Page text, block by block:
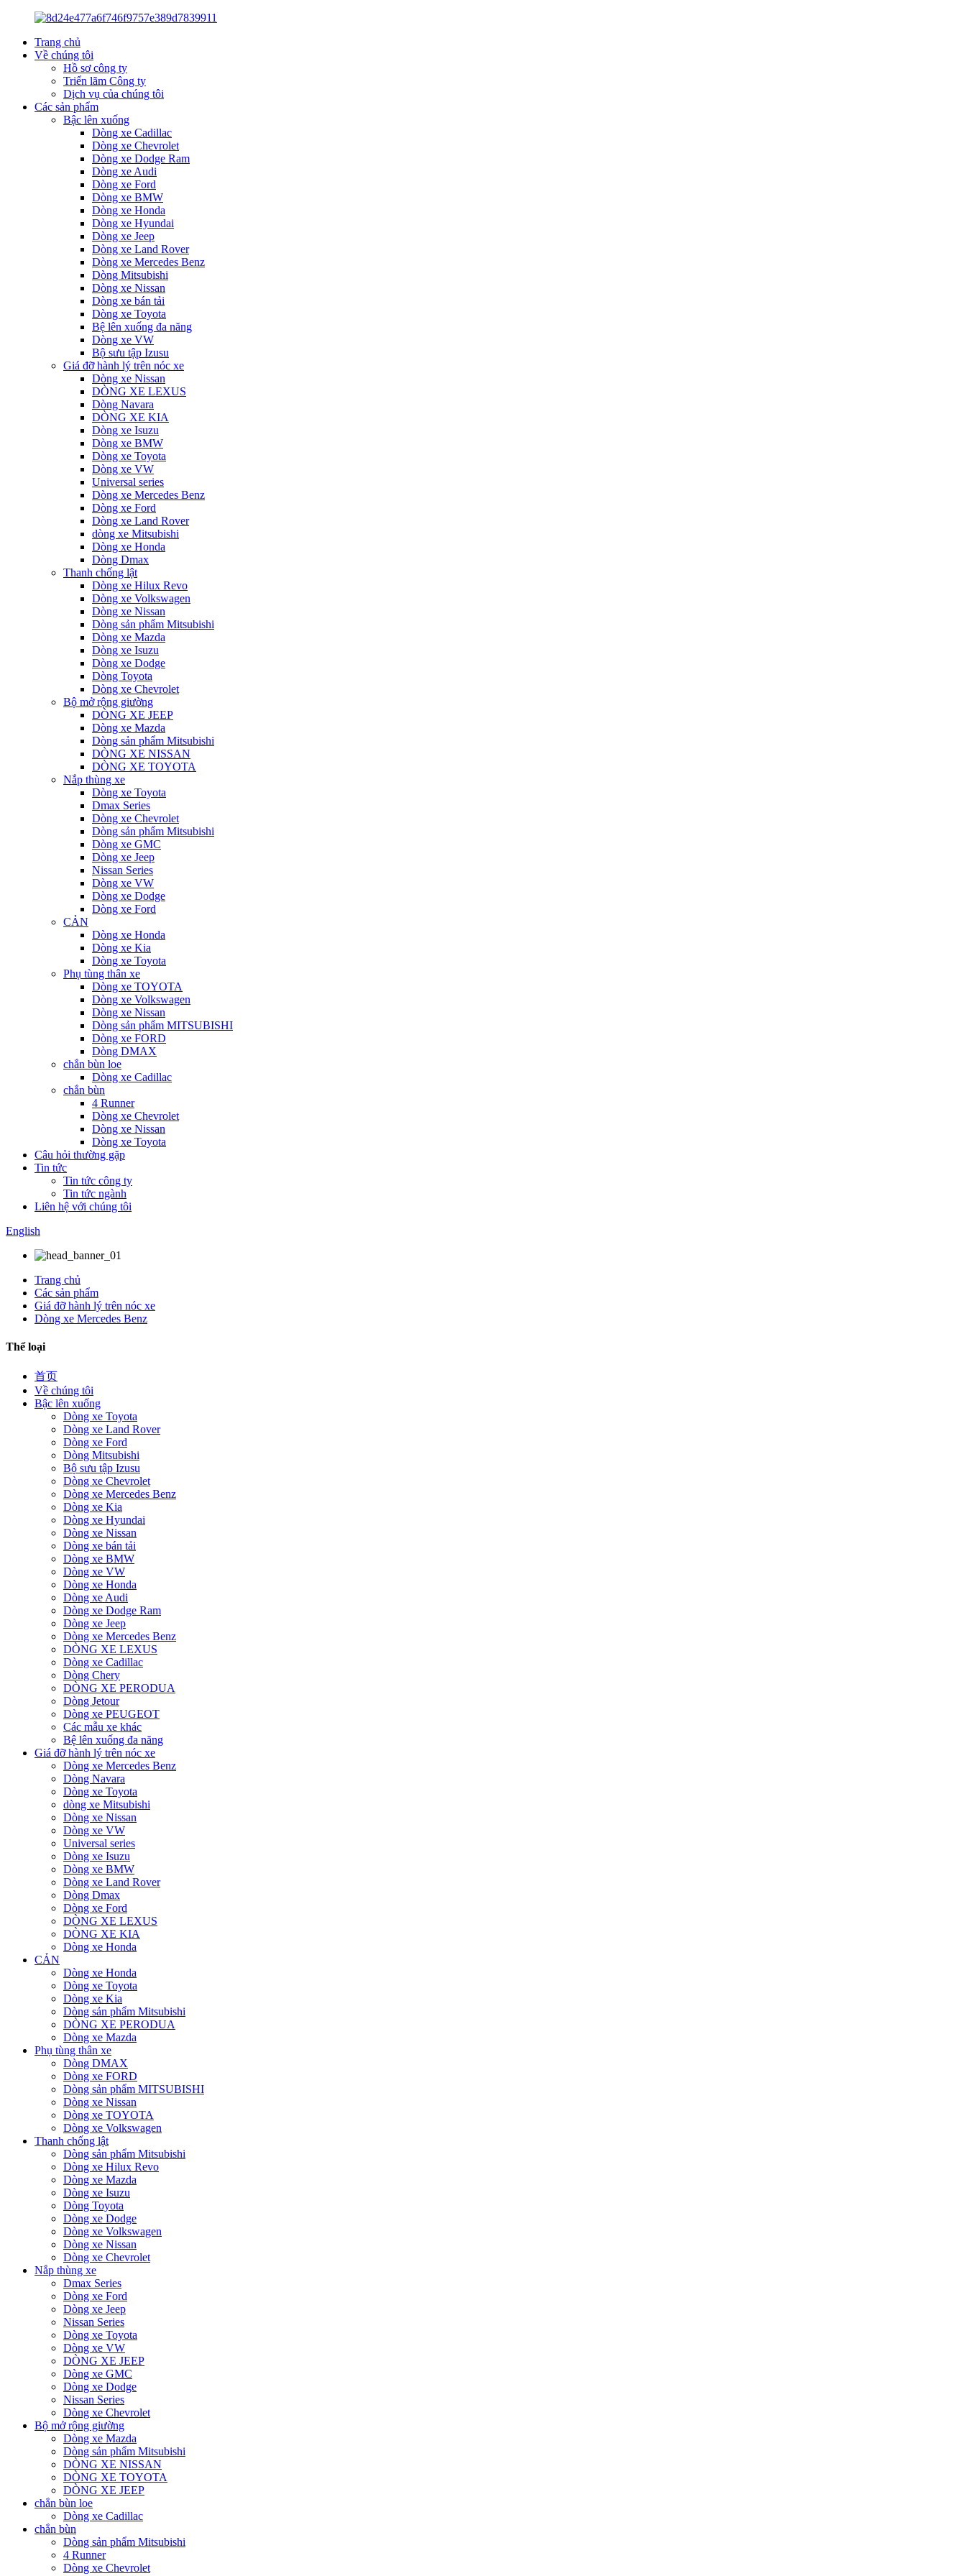
Trang chủ
Về chúng tôi
Hồ sơ công ty
Triển lãm Công ty
Dịch vụ của chúng tôi
Các sản phẩm
Bậc lên xuống
Dòng xe Cadillac
Dòng xe Chevrolet
Dòng xe Dodge Ram
Dòng xe Audi
Dòng xe Ford
Dòng xe BMW
Dòng xe Honda
Dòng xe Hyundai
Dòng xe Jeep
Dòng xe Land Rover
Dòng xe Mercedes Benz
Dòng Mitsubishi
Dòng xe Nissan
Dòng xe bán tải
Dòng xe Toyota
Bệ lên xuống đa năng
Dòng xe VW
Bộ sưu tập Izusu
Giá đỡ hành lý trên nóc xe
Dòng xe Nissan
DÒNG XE LEXUS
Dòng Navara
DÒNG XE KIA
Dòng xe Isuzu
Dòng xe BMW
Dòng xe Toyota
Dòng xe VW
Universal series
Dòng xe Mercedes Benz
Dòng xe Ford
Dòng xe Land Rover
dòng xe Mitsubishi
Dòng xe Honda
Dòng Dmax
Thanh chống lật
Dòng xe Hilux Revo
Dòng xe Volkswagen
Dòng xe Nissan
Dòng sản phẩm Mitsubishi
Dòng xe Mazda
Dòng xe Isuzu
Dòng xe Dodge
Dòng Toyota
Dòng xe Chevrolet
Bộ mở rộng giường
DÒNG XE JEEP
Dòng xe Mazda
Dòng sản phẩm Mitsubishi
DÒNG XE NISSAN
DÒNG XE TOYOTA
Nắp thùng xe
Dòng xe Toyota
Dmax Series
Dòng xe Chevrolet
Dòng sản phẩm Mitsubishi
Dòng xe GMC
Dòng xe Jeep
Nissan Series
Dòng xe VW
Dòng xe Dodge
Dòng xe Ford
CẢN
Dòng xe Honda
Dòng xe Kia
Dòng xe Toyota
Phụ tùng thân xe
Dòng xe TOYOTA
Dòng xe Volkswagen
Dòng xe Nissan
Dòng sản phẩm MITSUBISHI
Dòng xe FORD
Dòng DMAX
chắn bùn loe
Dòng xe Cadillac
chắn bùn
4 Runner
Dòng xe Chevrolet
Dòng xe Nissan
Dòng xe Toyota
Câu hỏi thường gặp
Tin tức
Tin tức công ty
Tin tức ngành
Liên hệ với chúng tôi
English
Trang chủ
Các sản phẩm
Giá đỡ hành lý trên nóc xe
Dòng xe Mercedes Benz
Thể loại
首页
Về chúng tôi
Bậc lên xuống
Dòng xe Toyota
Dòng xe Land Rover
Dòng xe Ford
Dòng Mitsubishi
Bộ sưu tập Izusu
Dòng xe Chevrolet
Dòng xe Mercedes Benz
Dòng xe Kia
Dòng xe Hyundai
Dòng xe Nissan
Dòng xe bán tải
Dòng xe BMW
Dòng xe VW
Dòng xe Honda
Dòng xe Audi
Dòng xe Dodge Ram
Dòng xe Jeep
Dòng xe Mercedes Benz
DÒNG XE LEXUS
Dòng xe Cadillac
Dòng Chery
DÒNG XE PERODUA
Dòng Jetour
Dòng xe PEUGEOT
Các mẫu xe khác
Bệ lên xuống đa năng
Giá đỡ hành lý trên nóc xe
Dòng xe Mercedes Benz
Dòng Navara
Dòng xe Toyota
dòng xe Mitsubishi
Dòng xe Nissan
Dòng xe VW
Universal series
Dòng xe Isuzu
Dòng xe BMW
Dòng xe Land Rover
Dòng Dmax
Dòng xe Ford
DÒNG XE LEXUS
DÒNG XE KIA
Dòng xe Honda
CẢN
Dòng xe Honda
Dòng xe Toyota
Dòng xe Kia
Dòng sản phẩm Mitsubishi
DÒNG XE PERODUA
Dòng xe Mazda
Phụ tùng thân xe
Dòng DMAX
Dòng xe FORD
Dòng sản phẩm MITSUBISHI
Dòng xe Nissan
Dòng xe TOYOTA
Dòng xe Volkswagen
Thanh chống lật
Dòng sản phẩm Mitsubishi
Dòng xe Hilux Revo
Dòng xe Mazda
Dòng xe Isuzu
Dòng Toyota
Dòng xe Dodge
Dòng xe Volkswagen
Dòng xe Nissan
Dòng xe Chevrolet
Nắp thùng xe
Dmax Series
Dòng xe Ford
Dòng xe Jeep
Nissan Series
Dòng xe Toyota
Dòng xe VW
DÒNG XE JEEP
Dòng xe GMC
Dòng xe Dodge
Nissan Series
Dòng xe Chevrolet
Bộ mở rộng giường
Dòng xe Mazda
Dòng sản phẩm Mitsubishi
DÒNG XE NISSAN
DÒNG XE TOYOTA
DÒNG XE JEEP
chắn bùn loe
Dòng xe Cadillac
chắn bùn
Dòng sản phẩm Mitsubishi
4 Runner
Dòng xe Chevrolet